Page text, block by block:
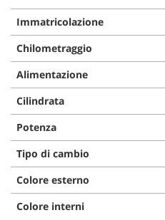
Immatricolazione
Chilometraggio
Alimentazione
Cilindrata
Potenza
Tipo di cambio
Colore esterno
Colore interni
questi
strumenti
di
tracciamento
si
rimanda
alla
cookie
policy.
Puoi
rivedere
e
modificare
le
tue